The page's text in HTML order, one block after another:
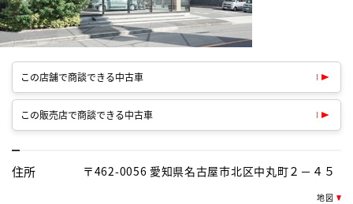
この店舗で商談できる中古車
この販売店で商談できる中古車
住所 〒462-0056 愛知県名古屋市北区中丸町２－４５
地図